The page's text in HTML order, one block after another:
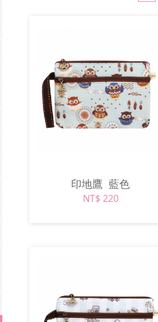
印地鷹藍色
NT$ 220